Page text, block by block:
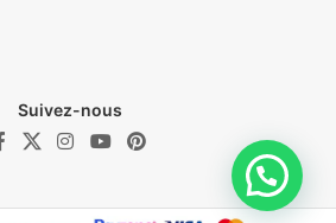
Suivez-nous